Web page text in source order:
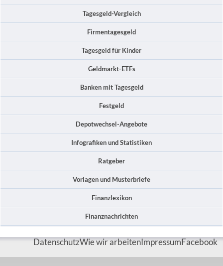
Tagesgeld-Vergleich
Firmentagesgeld
Tagesgeld für Kinder
Geldmarkt-ETFs
Banken mit Tagesgeld
Festgeld
Depotwechsel-Angebote
Infografiken und Statistiken
Ratgeber
Vorlagen und Musterbriefe
Finanzlexikon
Finanznachrichten
DatenschutzWie wir arbeitenImpressumFacebook